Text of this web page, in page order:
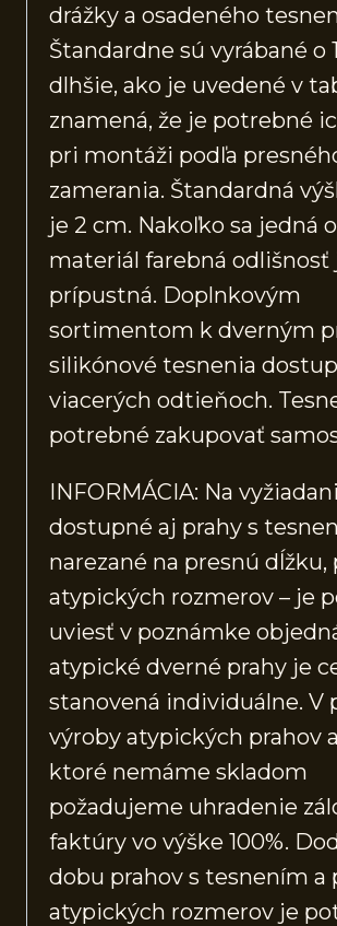
drážky a osadeného
Štandardne sú vyrábané o
dlhšie, ako je uvedené v
znamená, že je potrebné
pri montáži podľa
zamerania. Štandardná
je 2 cm. Nakoľko sa jedná
materiál farebná odlišnosť
prípustná. Doplnkovým
sortimentom k dverným
silikónové tesnenia
viacerých odtieňoch.
potrebné zakupovať
INFORMÁCIA: Na
dostupné aj prahy s
narezané na presnú dĺžku,
atypických rozmerov – je
uviesť v poznámke
atypické dverné prahy je
stanovená individuálne. V
výroby atypických prahov
ktoré nemáme skladom
požadujeme uhradenie
faktúry vo výške 100%.
dobu prahov s tesnením a
atypických rozmerov je